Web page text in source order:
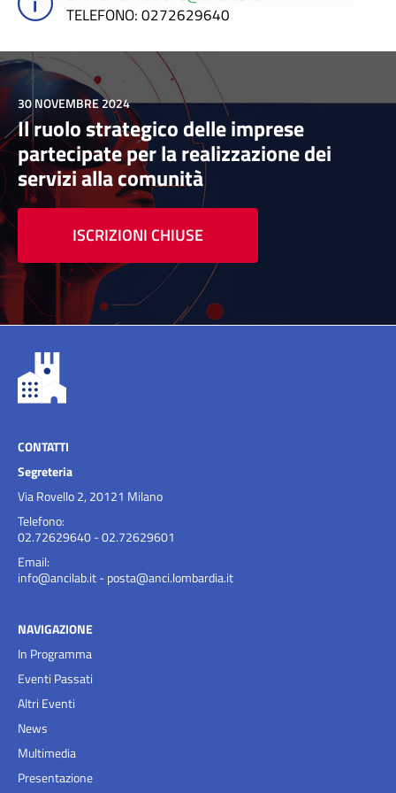
TELEFONO: 0272629640
30 NOVEMBRE 2024
Il ruolo strategico delle imprese
partecipate per la realizzazione dei
servizi alla comunità
ISCRIZIONI CHIUSE
CONTATTI
Segreteria
Via Rovello 2, 20121 Milano
Telefono:
02.72629640 - 02.72629601
Email:
info@ancilab.it- posta@anci.lombardia.it
NAVIGAZIONE
In Programma
Eventi Passati
Altri Eventi
News
Multimedia
Presentazione